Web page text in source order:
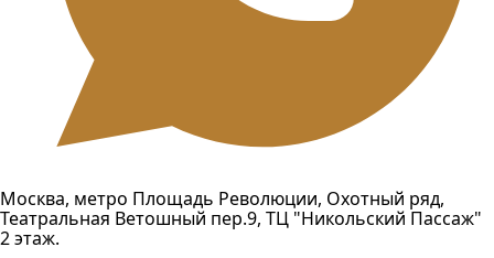
Москва, метро Площадь Революции, Охотный ряд,
Театральная Ветошный пер.9, ТЦ "Никольский Пассаж"
2 этаж.